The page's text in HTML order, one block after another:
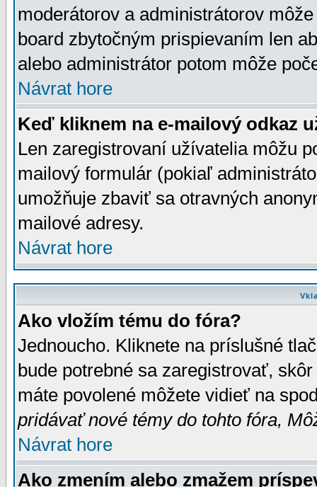
moderátorov a administrátorov
board zbytočným prispievaním len
alebo administrátor potom môže
Návrat hore
Keď kliknem na e-mailový odkaz
Len zaregistrovaní užívatelia môžu
mailový formulár (pokiaľ
umožňuje zbaviť sa otravných
mailové adresy.
Návrat hore
Ako vložím tému do fóra?
Jednoucho. Kliknete na príslušné
bude potrebné sa zaregistrovať,
máte povolené môžete vidieť na
pridávať nové témy do tohto fóra,
Návrat hore
Ako zmením alebo zmažem